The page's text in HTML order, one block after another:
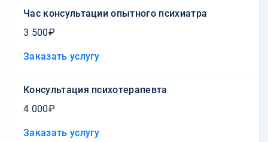
Час консультации опытного психиатра
3 500₽
Заказать услугу
Консультация психотерапевта
4 000₽
Заказать услугу